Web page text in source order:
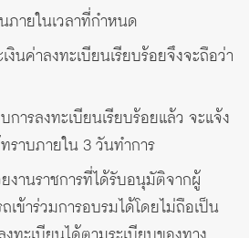
ภายในเวลาที่กำหนด
งินค่าลงทะเบียนเรียบร้อยจึงจะถือว่า
ารลงทะเบียนเรียบร้อยแล้ว จะแจ้ง
ราบภายใน 3 วันทำการ
งานราชการที่ได้รับอนุมัติจากผู้
ข้าร่วมการอบรมได้โดยไม่ถือเป็น